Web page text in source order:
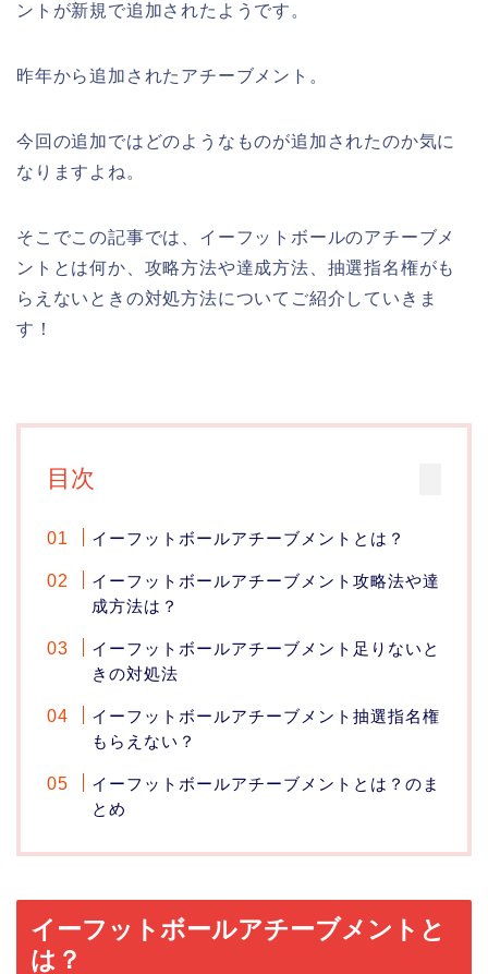
ントが新規で追加されたようです。
昨年から追加されたアチーブメント。
今回の追加ではどのようなものが追加されたのか気に
なりますよね。
そこでこの記事では、イーフットボールのアチーブメ
ントとは何か、攻略方法や達成方法、抽選指名権がも
らえないときの対処方法についてご紹介していきま
す！
目次
イーフットボールアチーブメントとは？
イーフットボールアチーブメント攻略法や達
成方法は？
イーフットボールアチーブメント足りないと
きの対処法
イーフットボールアチーブメント抽選指名権
もらえない？
イーフットボールアチーブメントとは？のま
とめ
イーフットボールアチーブメントと
は？